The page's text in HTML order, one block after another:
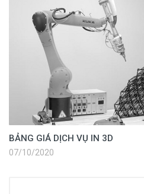
BẢNG GIÁ DỊCH VỤ IN 3D
07/10/2020